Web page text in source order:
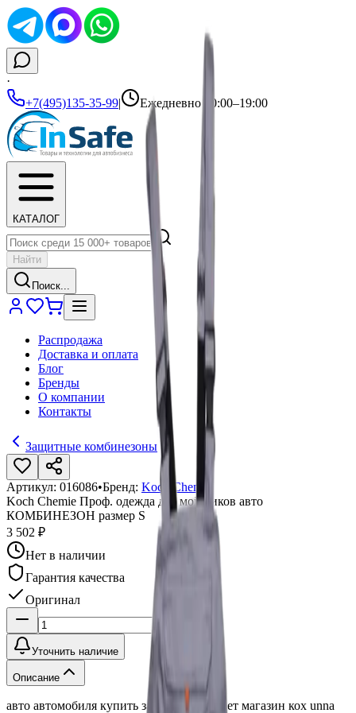
·
+7(495)135-35-99| Ежедневно 10:00–19:00
КАТАЛОГ
Найти
Поиск...
Распродажа
Доставка и оплата
Блог
Бренды
О компании
Контакты
Защитные комбинезоны
Артикул: 016086•Бренд: Koch Chemie
Koch Chemie Проф. одежда для мойщиков авто
КОМБИНЕЗОН размер S
3 502 ₽
Нет в наличии
Гарантия качества
Оригинал
Уточнить наличие
Описание
авто автомобиля купить заказать интернет магазин кох unna